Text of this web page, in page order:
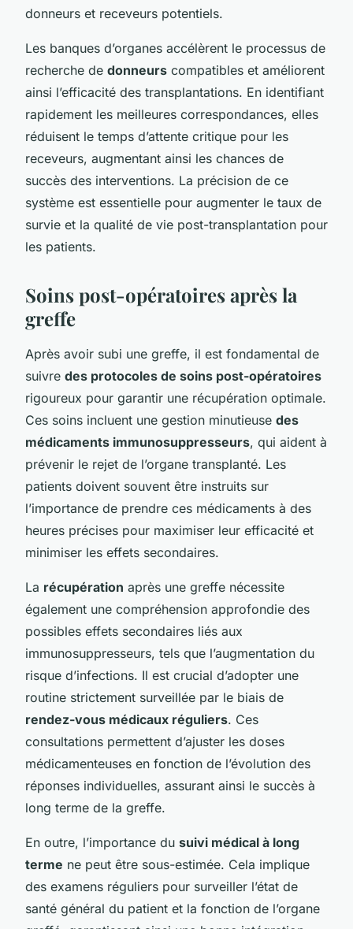
donneurs et receveurs potentiels.
Les banques d’organes accélèrent le processus de
recherche de donneurs compatibles et améliorent
ainsi l’efficacité des transplantations. En identifiant
rapidement les meilleures correspondances, elles
réduisent le temps d’attente critique pour les
receveurs, augmentant ainsi les chances de
succès des interventions. La précision de ce
système est essentielle pour augmenter le taux de
survie et la qualité de vie post-transplantation pour
les patients.
Soins post-opératoires après la
greffe
Après avoir subi une greffe, il est fondamental de
suivre des protocoles de soins post-opératoires
rigoureux pour garantir une récupération optimale.
Ces soins incluent une gestion minutieuse des
médicaments immunosuppresseurs, qui aident à
prévenir le rejet de l’organe transplanté. Les
patients doivent souvent être instruits sur
l’importance de prendre ces médicaments à des
heures précises pour maximiser leur efficacité et
minimiser les effets secondaires.
La récupération après une greffe nécessite
également une compréhension approfondie des
possibles effets secondaires liés aux
immunosuppresseurs, tels que l’augmentation du
risque d’infections. Il est crucial d’adopter une
routine strictement surveillée par le biais de
rendez-vous médicaux réguliers. Ces
consultations permettent d’ajuster les doses
médicamenteuses en fonction de l’évolution des
réponses individuelles, assurant ainsi le succès à
long terme de la greffe.
En outre, l’importance du suivi médical à long
terme ne peut être sous-estimée. Cela implique
des examens réguliers pour surveiller l’état de
santé général du patient et la fonction de l’organe